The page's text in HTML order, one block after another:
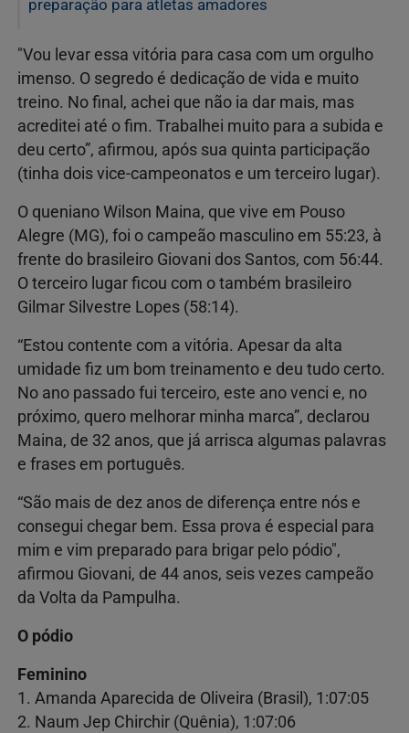
preparação para atletas amadores
"Vou levar essa vitória para casa com um orgulho
imenso. O segredo é dedicação de vida e muito
treino. No final, achei que não ia dar mais, mas
acreditei até o fim. Trabalhei muito para a subida e
deu certo”, afirmou, após sua quinta participação
(tinha dois vice-campeonatos e um terceiro lugar).
O queniano Wilson Maina, que vive em Pouso
Alegre (MG), foi o campeão masculino em 55:23, à
frente do brasileiro Giovani dos Santos, com 56:44.
O terceiro lugar ficou com o também brasileiro
Gilmar Silvestre Lopes (58:14).
“Estou contente com a vitória. Apesar da alta
umidade fiz um bom treinamento e deu tudo certo.
No ano passado fui terceiro, este ano venci e, no
próximo, quero melhorar minha marca”, declarou
Maina, de 32 anos, que já arrisca algumas palavras
e frases em português.
“São mais de dez anos de diferença entre nós e
consegui chegar bem. Essa prova é especial para
mim e vim preparado para brigar pelo pódio",
afirmou Giovani, de 44 anos, seis vezes campeão
da Volta da Pampulha.
O pódio
Feminino
1. Amanda Aparecida de Oliveira (Brasil), 1:07:05
2. Naum Jep Chirchir (Quênia), 1:07:06